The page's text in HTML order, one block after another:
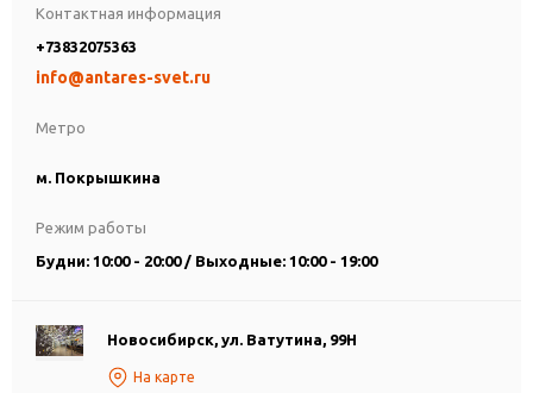
Метро
м. Покрышкина
Контактная информация
+73832075363
info@antares-svet.ru
Режим работы
Будни: 10:00 - 20:00 / Выходные: 10:00 - 19:00
Новосибирск, ул. Ватутина, 99Н
На карте